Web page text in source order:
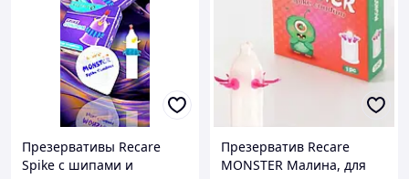
Презервативы Recare
Spike с шипами и
Презерватив Recare
MONSTER Малина, для